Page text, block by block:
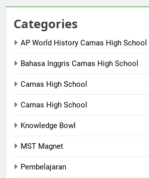
Categories
AP World History Camas High School
Bahasa Inggris Camas High School
Camas High School
Camas High School
Knowledge Bowl
MST Magnet
Pembelajaran